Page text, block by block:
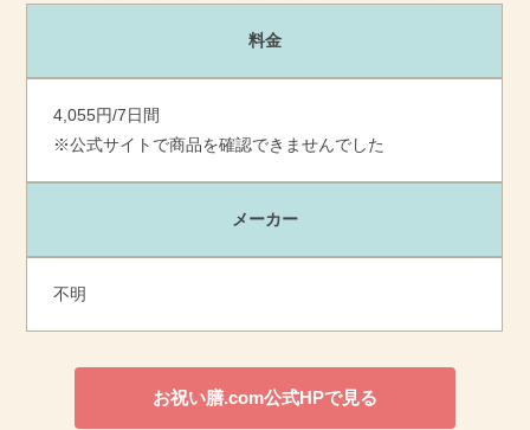
料金
4,055円/7日間
※公式サイトで商品を確認できませんでした
メーカー
不明
お祝い膳.com公式HPで見る